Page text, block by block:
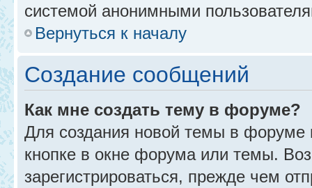
системой анонимными
Вернуться к началу
Создание сообщений
Как мне создать тему в форуме?
Для создания новой темы в форуме
кнопке в окне форума или темы.
зарегистрироваться, прежде чем